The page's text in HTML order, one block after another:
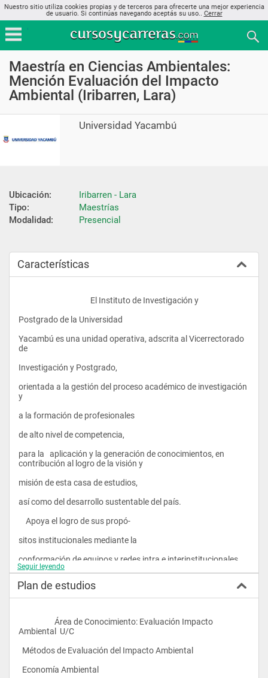
Nuestro sitio utiliza cookies propias y de terceros para ofrecerte una mejor experiencia
de usuario. Si continúas navegando aceptás su uso.. Cerrar
Maestría en Ciencias Ambientales:
Mención Evaluación del Impacto
Ambiental (Iribarren, Lara)
Universidad Yacambú
Ubicación:
Iribarren - Lara
Tipo:
Maestrías
Modalidad:
Presencial
Características
					El Instituto de Investigación y
Postgrado de la Universidad
Yacambú es una unidad operativa, adscrita al Vicerrectorado
de
Investigación y Postgrado,
orientada a la gestión del proceso académico de investigación
y
a la formación de profesionales
de alto nivel de competencia,
para la   aplicación y la generación de conocimientos, en
contribución al logro de la visión y
misión de esta casa de estudios,
así como del desarrollo sustentable del país.
    Apoya el logro de sus propó-
sitos institucionales mediante la
conformación de equipos y redes intra e interinstitucionales
colaboración y estímulo permanente, para la creación e
innovación en
las diferentes áreas del conocimiento. Capacitar profesionales
de
áreas ambientales y afines en el
establecimiento de medidas de
Seguir leyendo
Plan de estudios
Ambiental  U/C
  Métodos de Evaluación del Impacto Ambiental
  Economía Ambiental